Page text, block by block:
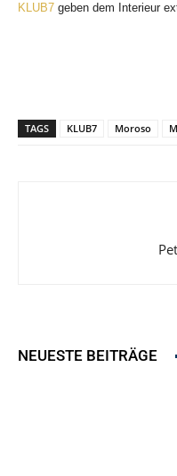
KLUB7 geben dem Interieur
TAGS KLUB7 Moroso
NEUESTE BEITRÄGE